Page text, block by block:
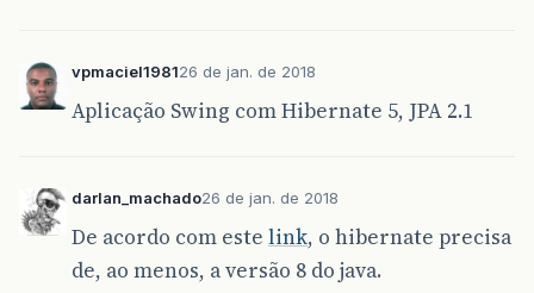
vpmaciel198126 de jan. de 2018
Aplicação Swing com Hibernate 5, JPA 2.1
darlan_machado26 de jan. de 2018
De acordo com este link, o hibernate precisa
de, ao menos, a versão 8 do java.